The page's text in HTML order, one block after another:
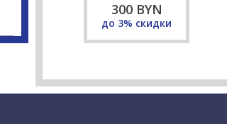
300BYN
до 3% скидки